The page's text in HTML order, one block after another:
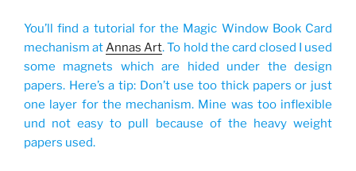
You’ll find a tutorial for the Magic Window Book Card
mechanism atAnnas Art. To hold the card closed I used
some magnets which are hided under the design
papers. Here’s a tip: Don’t use too thick papers or just
one layer for the mechanism. Mine was too inflexible
und not easy to pull because of the heavy weight
papers used.